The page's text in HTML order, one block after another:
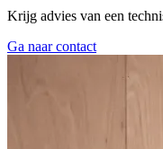
Krijg advies van een
Ga naar contact